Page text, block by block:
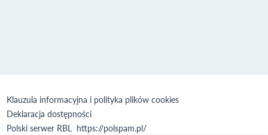
Klauzula informacyjna i polityka plików cookies
Deklaracja dostępności
Polski serwer RBL https://polspam.pl/